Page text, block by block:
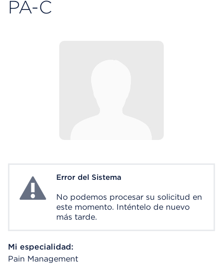
PA-C
System ErrorError del Sistema
No podemos procesar su solicitud en
este momento. Inténtelo de nuevo
más tarde.
Mi especialidad:
Pain Management